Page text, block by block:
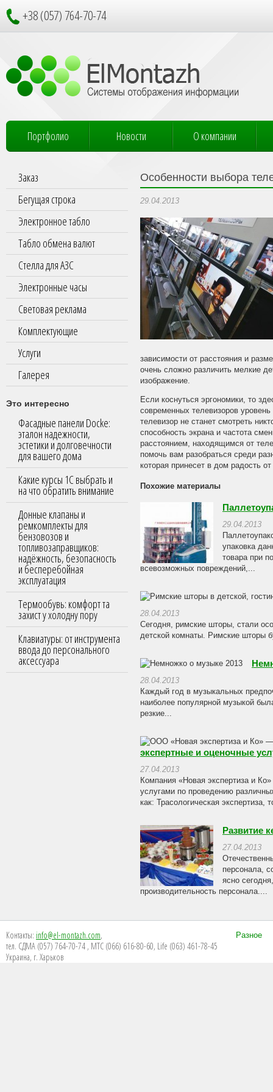
+38 (057) 764-70-74
Портфолио Новости О компании
Заказ
Бегущая строка
Электронное табло
Табло обмена валют
Стелла для АЗС
Электронные часы
Световая реклама
Комплектующие
Услуги
Галерея
Это интересно
Фасадные панели Docke:
эталон надежности,
эстетики и долговечности
для вашего дома
Какие курсы 1С выбрать и
на что обратить внимание
Донные клапаны и
ремкомплекты для
бензовозов и
топливозаправщиков:
надёжность, безопасность
и бесперебойная
эксплуатация
Термообувь: комфорт та
захист у холодну пору
Клавиатуры: от инструмента
ввода до персонального
аксессуара
Особенности выбора
29.04.2013
зависимости от расстояния и
очень сложно различить мелкие
изображение.
Если коснуться эргономики, то
современных телевизоров
телевизор не станет смотреть
способность экрана и частота
расстоянием, находящимся от
помочь вам разобраться среди
которая принесет в дом радость
Похожие материалы
29.04.2013
упаковка
товара при
всевозможных повреждений,...
28.04.2013
Сегодня, римские шторы, стали
детской комнаты. Римские шторы
28.04.2013
Каждый год в музыкальных
наиболее популярной музыкой
резкие...
экспертные и оценочные
27.04.2013
Компания «Новая экспертиза и
услугами по проведению
как: Трасологическая экспертиза,
Развитие
27.04.2013
персонала,
ясно
производительность персонала....
Контакты: info@el-montazh.com,
тел. СДМА (057) 764-70-74 , МТС (066) 616-80-60, Life (063) 461-78-45
Украина, г. Харьков
Разное